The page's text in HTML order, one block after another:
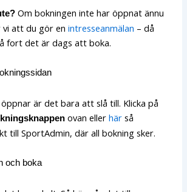
Om bokningen inte har öppnat ännu
vi att du gör enintresseanmälan – då
fort det är dags att boka.
är det bara att slå till. Klicka på
ovan ellerhär så
till SportAdmin, där all bokning sker.
och boka